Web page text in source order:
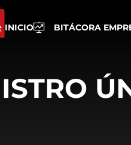
INICIO BITÁCORA